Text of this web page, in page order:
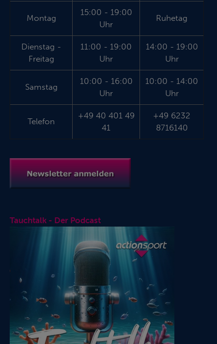
Montag
15:00 - 19:00
Uhr
Ruhetag
Dienstag -
Freitag
11:00 - 19:00
Uhr
14:00 - 19:00
Uhr
Samstag
10:00 - 16:00
Uhr
10:00 - 14:00
Uhr
Telefon
+49 40 401 49
41
+49 6232
8716140
Tauchtalk - Der Podcast